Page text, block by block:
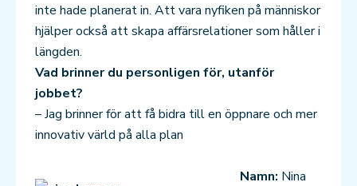
inte hade planerat in. Att vara nyfiken på människor
hjälper också att skapa affärsrelationer som håller i
längden.
Vad brinner du personligen för, utanför
jobbet?
– Jag brinner för att få bidra till en öppnare och mer
innovativ värld på alla plan
Namn: Nina